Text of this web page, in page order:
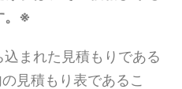
。※
まれた見積もりである
見積もり表であるこ